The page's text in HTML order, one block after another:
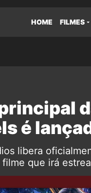
HOME FILMES
é
libera
que irá